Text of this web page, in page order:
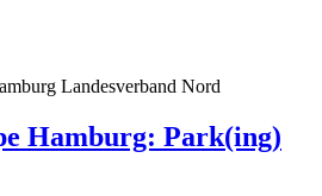
Landesverband Nord
Hamburg: Park(ing)